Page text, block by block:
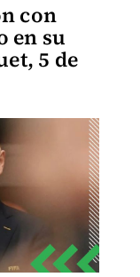
con
en su
5 de